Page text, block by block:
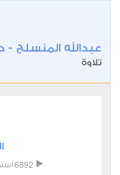
عبدالله
تلاوة
6892